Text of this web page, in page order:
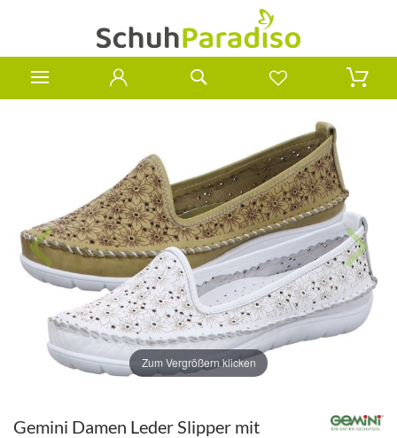
Zum Vergrößern klicken
Gemini Damen Leder Slipper mit